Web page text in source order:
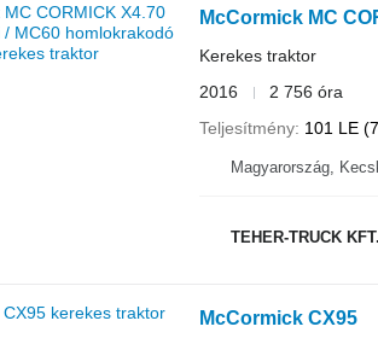
McCormick MC
Kerekes traktor
2016
2 756 óra
Teljesítmény 101 LE
Magyarország,
TEHER-TRUCK KFT.
McCormick CX95